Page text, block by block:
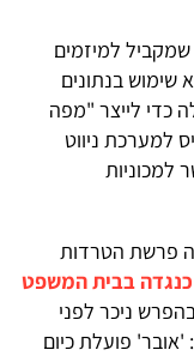
למיזמים
שימוש בנתונים
שלה כדי לייצר "מפה
למערכת ניווט
למכוניות
פרשת הטרדות
כנגדה בבית המשפט
ניכר לפני
פועלת כיום